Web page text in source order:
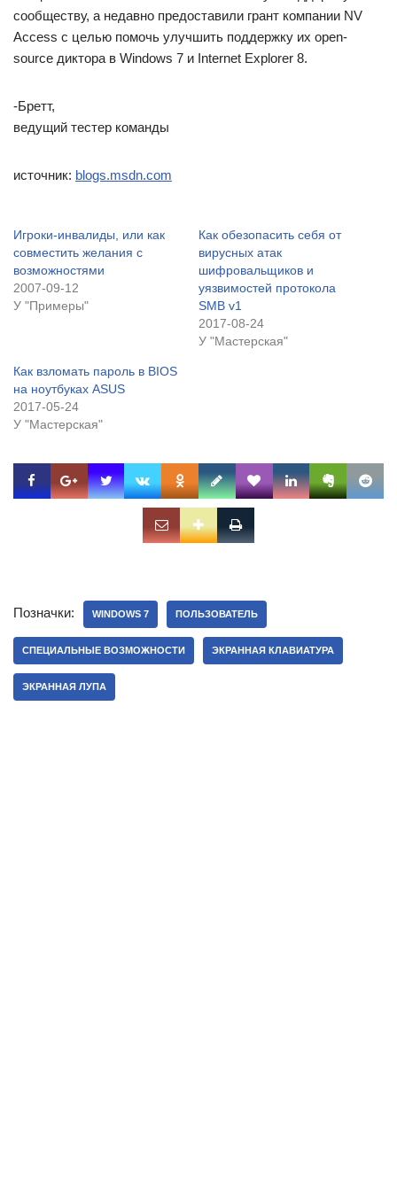
сообществу, а недавно предоставили грант компании NV
Access с целью помочь улучшить поддержку их open-
source диктора в Windows 7 и Internet Explorer 8.
-Бретт,
ведущий тестер команды
источник: blogs.msdn.com
Игроки-инвалиды, или как
совместить желания с
возможностями
2007-09-12
У "Примеры"
Как обезопасить себя от
вирусных атак
шифровальщиков и
уязвимостей протокола
SMB v1
2017-08-24
У "Мастерская"
Как взломать пароль в BIOS
на ноутбуках ASUS
2017-05-24
У "Мастерская"
Позначки: WINDOWS 7 ПОЛЬЗОВАТЕЛЬ
СПЕЦИАЛЬНЫЕ ВОЗМОЖНОСТИ ЭКРАННАЯ КЛАВИАТУРА
ЭКРАННАЯ ЛУПА